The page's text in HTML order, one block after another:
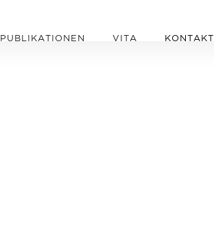
PUBLIKATIONEN VITA KONTAKT